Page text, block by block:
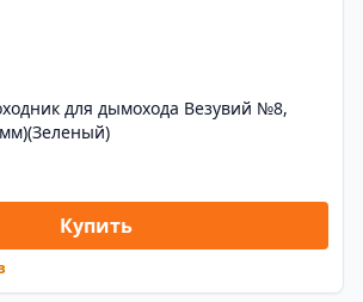
для дымохода Везувий №8,
Купить